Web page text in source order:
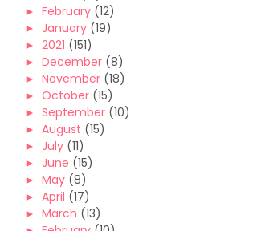
► February (12)
► January (19)
► 2021 (151)
► December (8)
► November (18)
► October (15)
► September (10)
► August (15)
► July (11)
► June (15)
► May (8)
► April (17)
► March (13)